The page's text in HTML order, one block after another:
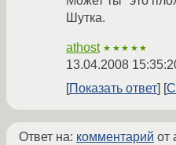
Шутка.
athost ★★★★★
13.04.2008
Показать ответ
Ответ на: комментарий от